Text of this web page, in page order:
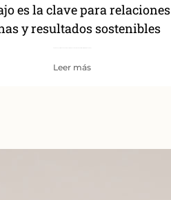
es la clave para relaciones
y resultados sostenibles
Leer más